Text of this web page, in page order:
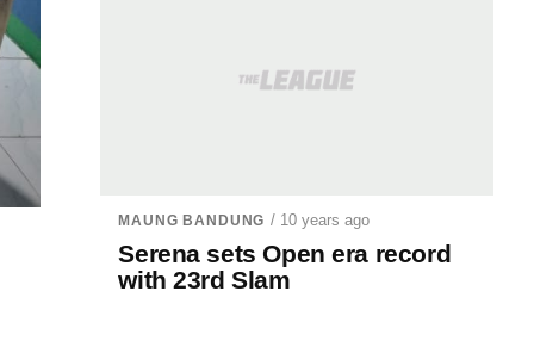
MAUNG BANDUNG / 10 years ago
Serena sets Open era record
with 23rd Slam